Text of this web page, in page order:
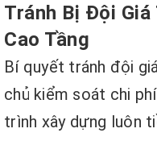
Tránh Bị Đội Giá
Cao Tầng
Bí quyết tránh đội
chủ kiểm soát chi
trình xây dựng luôn